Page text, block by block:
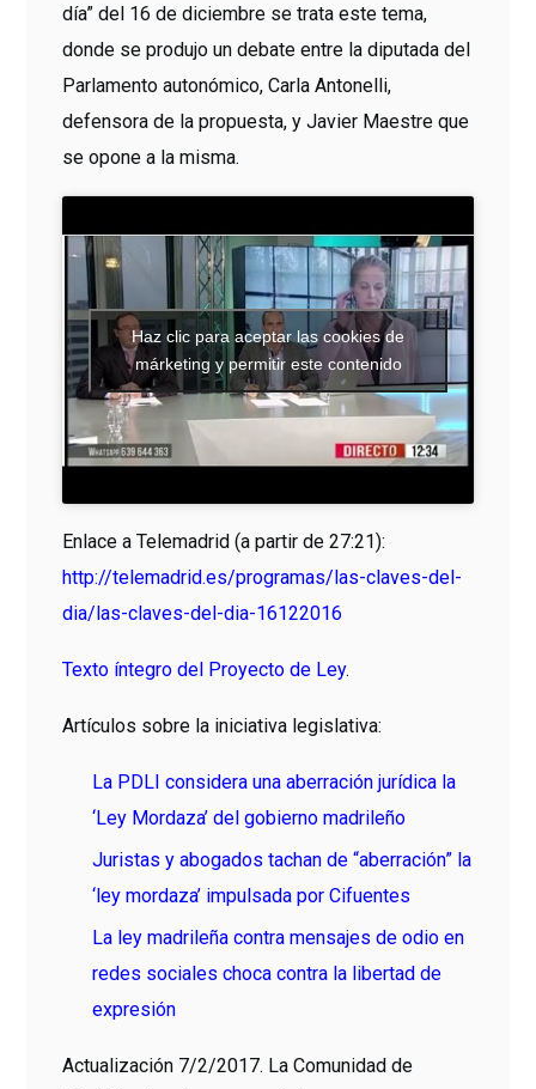
día” del 16 de diciembre se trata este tema,
donde se produjo un debate entre la diputada del
Parlamento autonómico, Carla Antonelli,
defensora de la propuesta, y Javier Maestre que
se opone a la misma.
Haz clic para aceptar las cookies de
márketing y permitir este contenido
Enlace a Telemadrid (a partir de 27:21):
http://telemadrid.es/programas/las-claves-del-
dia/las-claves-del-dia-16122016
Texto íntegro del Proyecto de Ley.
Artículos sobre la iniciativa legislativa:
La PDLI considera una aberración jurídica la
‘Ley Mordaza’ del gobierno madrileño
Juristas y abogados tachan de “aberración” la
‘ley mordaza’ impulsada por Cifuentes
La ley madrileña contra mensajes de odio en
redes sociales choca contra la libertad de
expresión
Actualización 7/2/2017. La Comunidad de